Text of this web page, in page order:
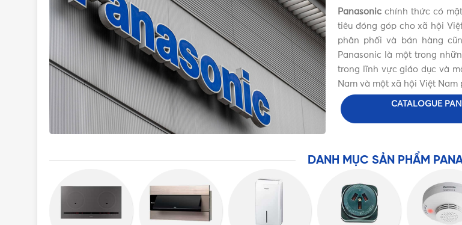
Panasonic chính thức có
tiêu đóng góp cho xã hội
phân phối và bán hàng
Panasonic là một trong
trong lĩnh vực giáo dục và
Nam và một xã hội Việt
CATALOGUE
DANH MỤC SẢN PHẨM